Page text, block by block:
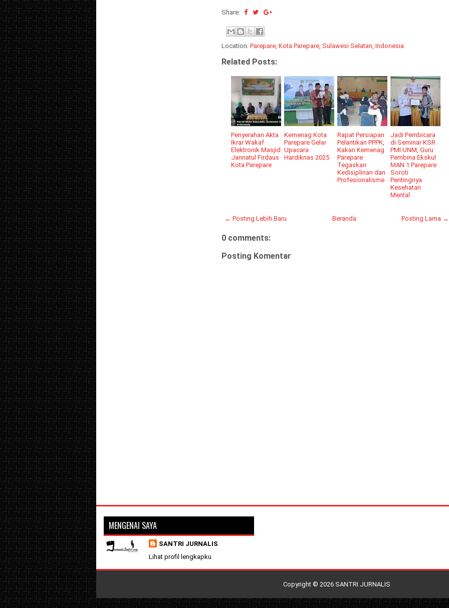
Share:
Location: Parepare, Kota Parepare, Sulawesi Selatan, Indonesia
Related Posts:
Penyerahan Akta
Ikrar Wakaf
Elektronik Masjid
Jannatul Firdaus
Kota Parepare
Kemenag Kota
Parepare Gelar
Upacara
Hardiknas 2025
Rapat Persiapan
Pelantikan PPPK,
Kakan Kemenag
Parepare
Tegaskan
Kedisiplinan dan
Profesionalisme
Jadi Pembicara
di Seminar KSR
PMI UNM, Guru
Pembina Ekskul
MAN 1 Parepare
Soroti
Pentingnya
Kesehatan
Mental
← Posting Lebih Baru Posting Lama →
Beranda
0 comments:
Posting Komentar
MENGENAI SAYA
SANTRI JURNALIS
Lihat profil lengkapku
Copyright © 2026 SANTRI JURNALIS